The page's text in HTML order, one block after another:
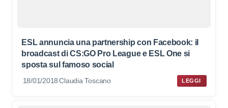
ESL annuncia una partnership con Facebook: il
broadcast di CS:GO Pro League e ESL One si
sposta sul famoso social
18/01/2018 Claudia Toscano LEGGI